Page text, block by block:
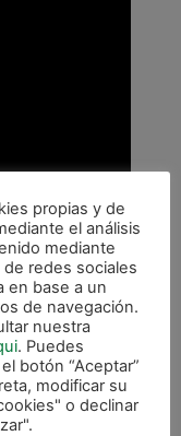
propias y de
el análisis
mediante
redes sociales
en base a un
de navegación.
nuestra
. Puedes
botón “Aceptar”
modificar su
o declinar